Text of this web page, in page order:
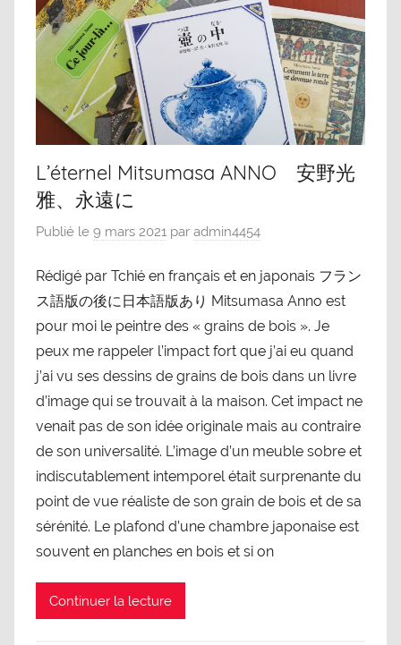
L’éternel Mitsumasa ANNO 安野光
雅、永遠に
Publié le 9 mars 2021 par admin4454
Rédigé par Tchié en français et en japonais フラン
ス語版の後に日本語版あり Mitsumasa Anno est
pour moi le peintre des « grains de bois ». Je
peux me rappeler l’impact fort que j’ai eu quand
j’ai vu ses dessins de grains de bois dans un livre
d’image qui se trouvait à la maison. Cet impact ne
venait pas de son idée originale mais au contraire
de son universalité. L’image d’un meuble sobre et
indiscutablement intemporel était surprenante du
point de vue réaliste de son grain de bois et de sa
sérénité. Le plafond d’une chambre japonaise est
souvent en planches en bois et si on
Continuer la lecture